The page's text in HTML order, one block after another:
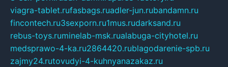
viagra-tablet.rufasbags.ruadler-jun.rubandamn.ru
fincontech.ru3sexporn.ru1mus.rudarksand.ru
rebus-toys.ruminelab-msk.rualabuga-cityhotel.ru
medsprawo-4-ka.ru2864420.rublagodarenie-spb.ru
zajmy24.rutovudyi-4-kuhnyanazakaz.ru